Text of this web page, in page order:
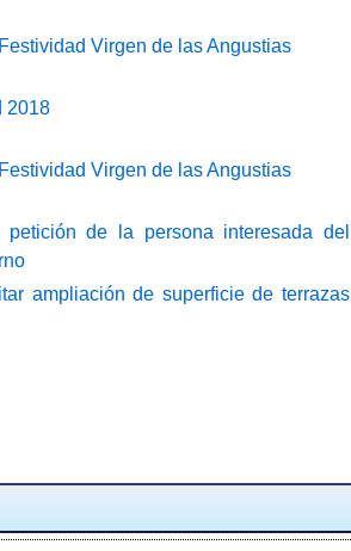
Virgen de las Angustias
2018
Virgen de las Angustias
de la persona interesada del
ampliación de superficie de terrazas